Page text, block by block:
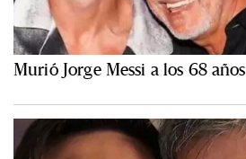
Murió Jorge Messi a los 68 años